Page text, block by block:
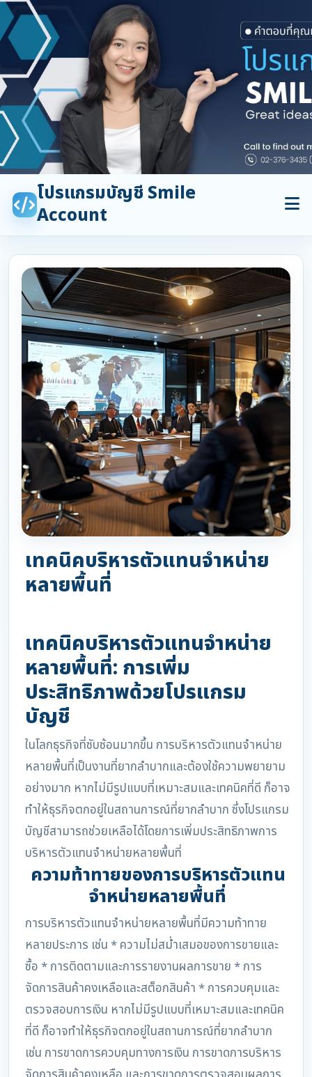
โปรแกรมบัญชี Smile
Account
เทคนิคบริหารตัวแทนจำหน่าย
หลายพื้นที่
เทคนิคบริหารตัวแทนจำหน่าย
หลายพื้นที่: การเพิ่ม
ประสิทธิภาพด้วยโปรแกรม
บัญชี
ในโลกธุรกิจที่ซับซ้อนมากขึ้น การบริหารตัวแทนจำหน่าย
หลายพื้นที่เป็นงานที่ยากลำบากและต้องใช้ความพยายาม
อย่างมาก หากไม่มีรูปแบบที่เหมาะสมและเทคนิคที่ดี ก็อาจ
ทำให้ธุรกิจตกอยู่ในสถานการณ์ที่ยากลำบาก ซึ่งโปรแกรม
บัญชีสามารถช่วยเหลือได้โดยการเพิ่มประสิทธิภาพการ
บริหารตัวแทนจำหน่ายหลายพื้นที่
ความท้าทายของการบริหารตัวแทน
จำหน่ายหลายพื้นที่
การบริหารตัวแทนจำหน่ายหลายพื้นที่มีความท้าทาย
หลายประการ เช่น * ความไม่สม่ำเสมอของการขายและ
ซื้อ * การติดตามและการรายงานผลการขาย * การ
จัดการสินค้าคงเหลือและสต็อกสินค้า * การควบคุมและ
ตรวจสอบการเงิน หากไม่มีรูปแบบที่เหมาะสมและเทคนิค
ที่ดี ก็อาจทำให้ธุรกิจตกอยู่ในสถานการณ์ที่ยากลำบาก
เช่น การขาดการควบคุมทางการเงิน การขาดการบริหาร